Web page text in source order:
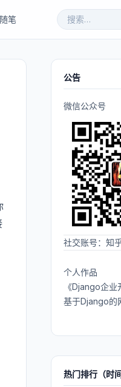
随笔
公告
微信公众号
社交账号： 知
个人作品
《Django企业
基于Django的
热门排行（时